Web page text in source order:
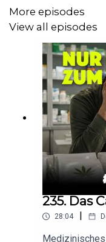
Der
Honorare
Hausarzt bis hin
„Sündenbock“ für
Wir reden über
SO ZUM WISSEN!
More episodes
View all episodes
235. Das
28:04 |
Medizinisches